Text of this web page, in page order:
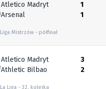
Atletico Madryt
Arsenal
Liga Mistrzów półfinał
1
1
Atletico Madryt
Athletic Bilbao
La Liga 32. kolejka
3
2